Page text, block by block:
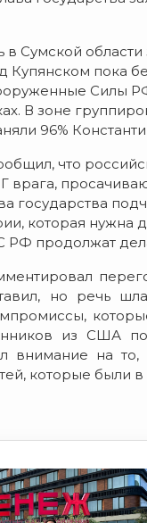
в Сумской
Купянском пока
Силы
В зоне
96%
что
врага,
государства
которая нужна
продолжат
но речь
из США
внимание на
которые были